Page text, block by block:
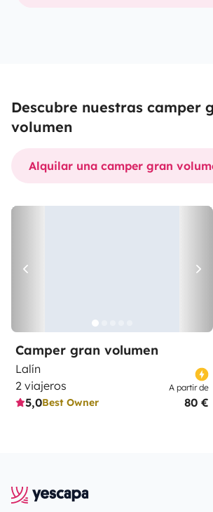
Descubre nuestras camper
volumen
Alquilar una camper gran
Camper gran volumen
Lalín
2 viajeros
5,0Best Owner
A partir de
80 €